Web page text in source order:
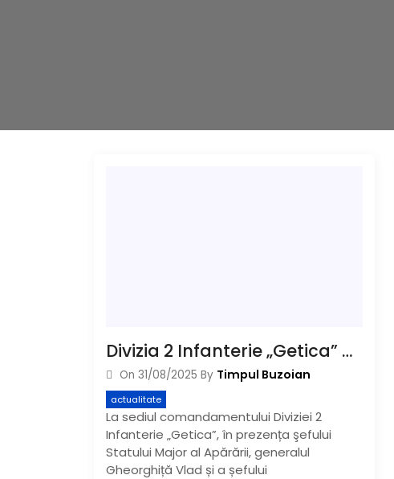
Divizia 2 Infanterie „Getica” are un nou comandant
On 31/08/2025 By Timpul Buzoian
actualitate
La sediul comandamentului Diviziei 2
Infanterie „Getica”, în prezența şefului
Statului Major al Apărării, generalul
Gheorghiță Vlad și a șefului